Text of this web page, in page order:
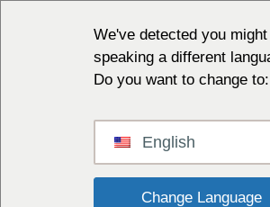
We've detected you
speaking a different
Do you want to change to:
English
Change Language